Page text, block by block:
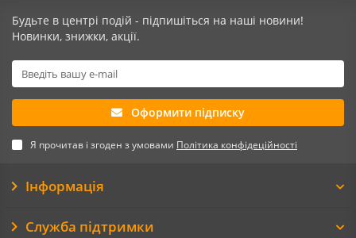
Будьте в центрі подій - підпишіться на наші новини!
Новинки, знижки, акції.
Оформити підписку
Я прочитав і згоден з умовами Політика конфідеційності
Інформація
Служба підтримки